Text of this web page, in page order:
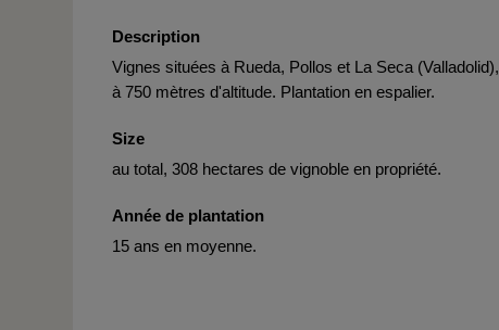
Description
Vignes situées à Rueda, Pollos et La Seca (Valladolid),
à 750 mètres d'altitude. Plantation en espalier.
Size
au total, 308 hectares de vignoble en propriété.
Année de plantation
15 ans en moyenne.